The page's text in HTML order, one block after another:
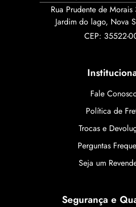
Rua Prudente de Morais
Jardim do lago, Nova
CEP: 35522-
Fale
Política de
Trocas e
Perguntas
Seja um
Segurança e